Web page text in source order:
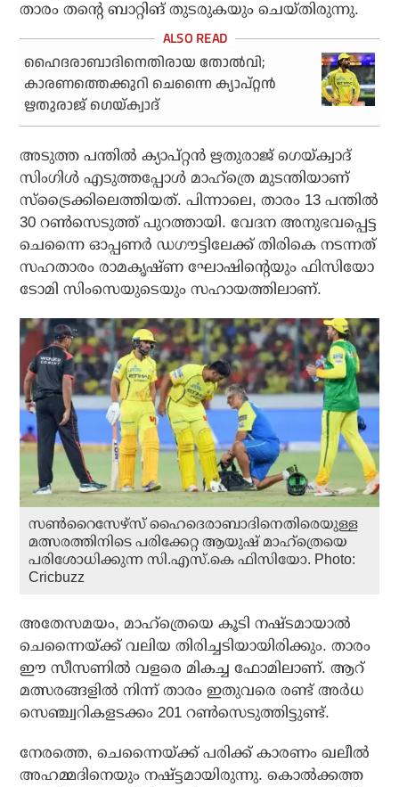
താരം തന്റെ ബാറ്റിങ് തുടരുകയും ചെയ്തിരുന്നു.
ഹൈദരാബാദിനെതിരായ തോല്‍വി;
കാരണത്തെക്കുറി ചെന്നൈ ക്യാപ്റ്റന്‍
ഋതുരാജ് ഗെയ്ക്വാദ്
അടുത്ത പന്തില്‍ ക്യാപ്റ്റന്‍ ഋതുരാജ് ഗെയ്ക്വാദ്
സിംഗിള്‍ എടുത്തപ്പോള്‍ മാഹ്‌ത്രെ മുടന്തിയാണ്
സ്ട്രൈക്കിലെത്തിയത്. പിന്നാലെ, താരം 13 പന്തിൽ
30 റൺസെടുത്ത് പുറത്തായി. വേദന അനുഭവപ്പെട്ട
ചെന്നൈ ഓപ്പണര്‍ ഡഗൗട്ടിലേക്ക് തിരികെ നടന്നത്
സഹതാരം രാമകൃഷ്ണ ഘോഷിന്റെയും ഫിസിയോ
ടോമി സിംസെയുടെയും സഹായത്തിലാണ്.
സൺറൈസേഴ്‌സ് ഹൈദെരാബാദിനെതിരെയുള്ള
മത്സരത്തിനിടെ പരിക്കേറ്റ ആയുഷ് മാഹ്ത്രെയെ
പരിശോധിക്കുന്ന സി.എസ്.കെ ഫിസിയോ. Photo:
Cricbuzz
അതേസമയം, മാഹ്‌ത്രെയെ കൂടി നഷ്ടമായാല്‍
ചെന്നൈയ്ക്ക് വലിയ തിരിച്ചടിയായിരിക്കും. താരം
ഈ സീസണില്‍ വളരെ മികച്ച ഫോമിലാണ്. ആറ്
മത്സരങ്ങളില്‍ നിന്ന് താരം ഇതുവരെ രണ്ട് അര്‍ധ
സെഞ്ച്വറികളടക്കം 201 റണ്‍സെടുത്തിട്ടുണ്ട്.
നേരത്തെ, ചെന്നൈയ്ക്ക് പരിക്ക് കാരണം ഖലീല്‍
അഹമ്മദിനെയും നഷ്ട്ടമായിരുന്നു. കൊല്‍ക്കത്ത